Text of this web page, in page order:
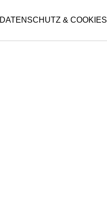
DATENSCHUTZ & COOKIES